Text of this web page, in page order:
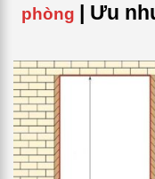
phòng
| Ưu